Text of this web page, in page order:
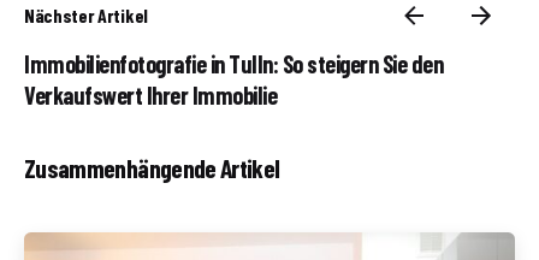
Nächster Artikel
Immobilienfotografie in Tulln: So steigern Sie den
Verkaufswert Ihrer Immobilie
Zusammenhängende Artikel